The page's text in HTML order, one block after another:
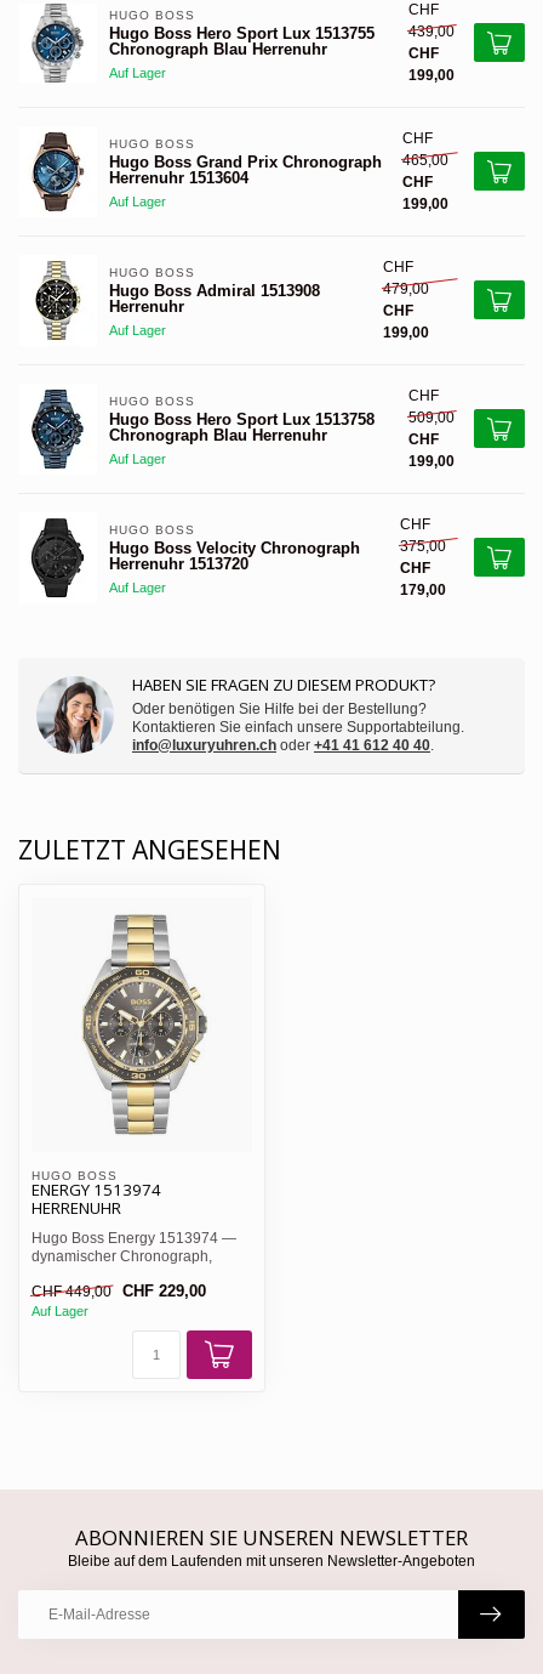
HUGO BOSS
Hugo Boss Hero Sport Lux 1513755
Chronograph Blau Herrenuhr
Auf Lager
CHF
439,00
CHF
199,00
HUGO BOSS
Hugo Boss Grand Prix Chronograph
Herrenuhr 1513604
Auf Lager
CHF
465,00
CHF
199,00
HUGO BOSS
Hugo Boss Admiral 1513908
Herrenuhr
Auf Lager
CHF
479,00
CHF
199,00
HUGO BOSS
Hugo Boss Hero Sport Lux 1513758
Chronograph Blau Herrenuhr
Auf Lager
CHF
509,00
CHF
199,00
HUGO BOSS
Hugo Boss Velocity Chronograph
Herrenuhr 1513720
Auf Lager
CHF
375,00
CHF
179,00
HABEN SIE FRAGEN ZU DIESEM PRODUKT?
Oder benötigen Sie Hilfe bei der Bestellung?
Kontaktieren Sie einfach unsere Supportabteilung.
info@luxuryuhren.ch oder +41 41 612 40 40
ZULETZT ANGESEHEN
HUGO BOSS
ENERGY 1513974
HERRENUHR
Hugo Boss Energy 1513974 —
dynamischer Chronograph,
CHF 449,00
CHF 229,00
Auf Lager
ABONNIEREN SIE UNSEREN NEWSLETTER
Bleibe auf dem Laufenden mit unseren Newsletter-Angeboten